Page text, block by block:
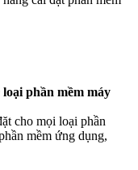
phần mềm máy
cho mọi loại phần
mềm ứng dụng,